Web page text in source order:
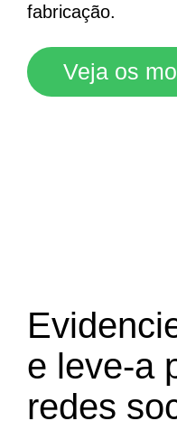
fabricação.
Veja os
e leve-a
redes